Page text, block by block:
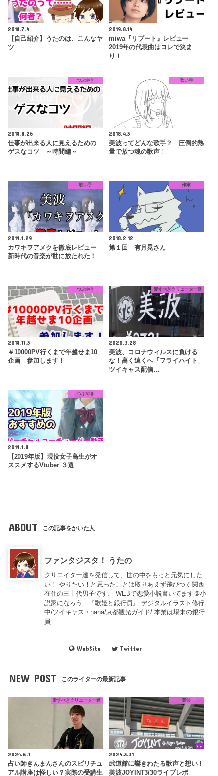
2018.7.4
【自己紹介】うたのは、こんなヤ
ツ
2019.8.14
miwa『リブート』レビュー
2019年の代表曲はコレで決ま
り！
つぶやき
2018.8.26
仕事が出来る人に見えるための
ゲスなコツ ～時間編～
歌い手
2018.4.3
美波ってどんな歌手？ 圧倒的熱
量で放つ魂の歌声！
歌い手
2019.1.29
カワキヲアメクを徹底レビュー
新時代の音楽が世に放たれた！
作家
2018.2.12
第１回 有月晃さん
つぶやき
2018.11.3
＃10000PV行くまで年越せま10
企画 参加します！
愛すべきクリエーター達
2020.3.28
美波、コロナウィルスに負ける
な！高く遠くへ「フライハイト」
ツイキャス配信…
つぶやき
2019.1.8
【2019年版】現役女子高生がオ
ススメするVtuber ３選
ABOUT この記事をかいた人
ファンタジスタ！ うたの
クリエイター達を発信して、世の中をもっと元気にした
い！ やりたい！と思ったことは取りあえず飛びつく関西
在住の三十代男子です。 WEBで恋愛小説書いてます＠小
説家になろう 『歌姫と銀行員』 デジタルイラスト修行
中/ツイキャス・nana/京都観光ガイド/ 本業は場末の銀行
員
WebSite Twitter
NEW POST このライターの最新記事
愛すべきクリエーター達
2024.5.1
占い師きんまんさんのスピリチュ
アル講座は怪しい？実際の受講生
美波
2024.3.31
武道館に響きわたる歌声と想い！
美波JOYINT3/30ライブレポ